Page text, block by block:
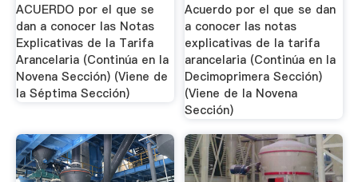
ACUERDO por el que se
dan a conocer las Notas
Explicativas de la Tarifa
Arancelaria (Continúa en la
Novena Sección) (Viene de
la Séptima Sección)
Acuerdo por el que se dan
a conocer las notas
explicativas de la tarifa
arancelaria (Continúa en la
Decimoprimera Sección)
(Viene de la Novena
Sección)